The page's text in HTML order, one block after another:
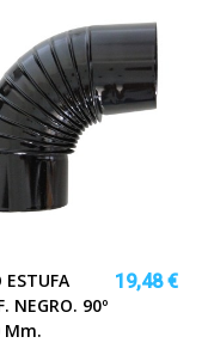
ESTUFA
NEGRO. 90º
Mm.
19,48 €